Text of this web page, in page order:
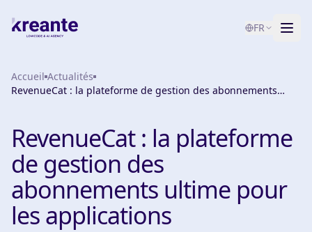
FR
Services
À propos
Test de maturité IA
Accueil Actualités
RevenueCat : la plateforme de gestion des abonnements
RevenueCat : la plateforme
de gestion des
abonnements ultime pour
les applications